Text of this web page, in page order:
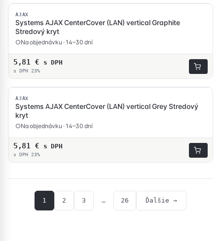
AJAX
Systems AJAX CenterCover (LAN) vertical Graphite
Stredový kryt
Na objednávku · 14–30 dní
5,81 € s DPH
s DPH 23%
AJAX
Systems AJAX CenterCover (LAN) vertical Grey Stredový
kryt
Na objednávku · 14–30 dní
5,81 € s DPH
s DPH 23%
1 2 3 … 26 Ďalšie →